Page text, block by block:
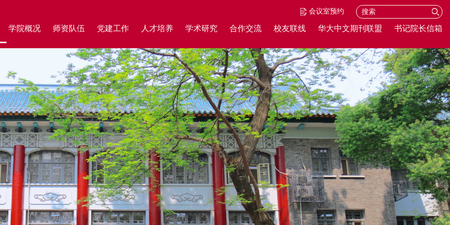
会议室预约
学院概况 师资队伍 党建工作 人才培养 学术研究 合作交流 校友联线 华大中文期刊联盟 书记院长信箱